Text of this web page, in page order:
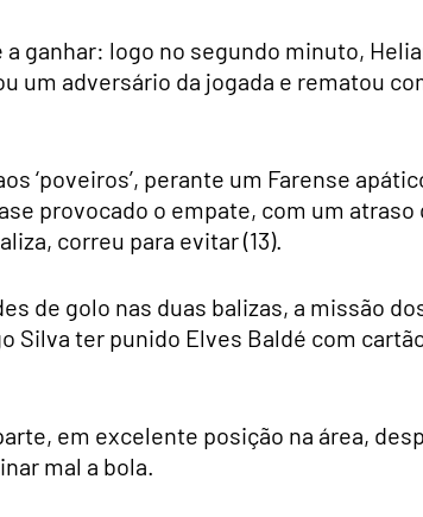
ganhar: logo no segundo minuto,
um adversário da jogada e rematou
‘poveiros’, perante um Farense
provocado o empate, com um atraso
correu para evitar (13).
de golo nas duas balizas, a missão
Silva ter punido Elves Baldé com
em excelente posição na área,
mal a bola.